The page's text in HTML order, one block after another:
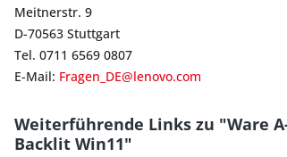
Meitnerstr. 9
D-70563 Stuttgart
Tel. 0711 6569 0807
E-Mail: Fragen_DE@lenovo.com
Weiterführende Links zu "Ware A-
Backlit Win11"